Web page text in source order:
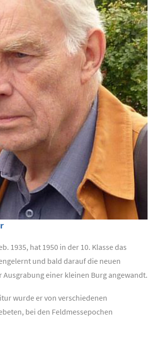
1935, hat 1950 in der 10. Klasse das
und bald darauf die neuen
Ausgrabung einer kleinen Burg angewandt.
wurde er von verschiedenen
bei den Feldmessepochen